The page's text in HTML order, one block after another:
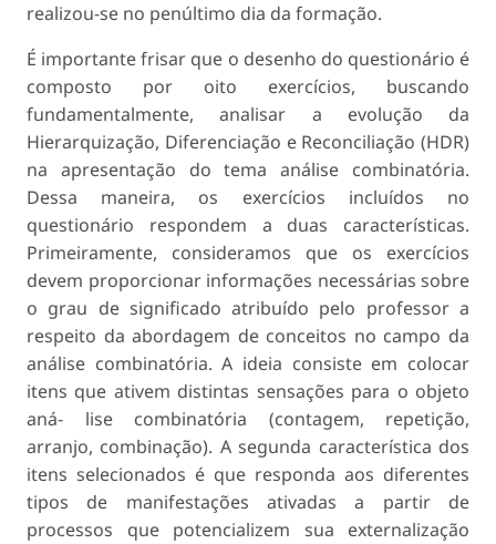
realizou-se no penúltimo dia da formação.
É importante frisar que o desenho do questionário é
composto por oito exercícios, buscando
fundamentalmente, analisar a evolução da
Hierarquização, Diferenciação e Reconciliação (HDR)
na apresentação do tema análise combinatória.
Dessa maneira, os exercícios incluídos no
questionário respondem a duas características.
Primeiramente, consideramos que os exercícios
devem proporcionar informações necessárias sobre
o grau de significado atribuído pelo professor a
respeito da abordagem de conceitos no campo da
análise combinatória. A ideia consiste em colocar
itens que ativem distintas sensações para o objeto
aná- lise combinatória (contagem, repetição,
arranjo, combinação). A segunda característica dos
itens selecionados é que responda aos diferentes
tipos de manifestações ativadas a partir de
processos que potencializem sua externalização